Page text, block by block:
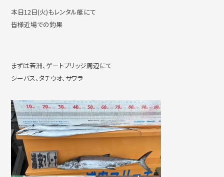
本日12日(火)もレンタル艇にて
皆様近場での釣果
まずは若洲、ゲートブリッジ周辺にて
シーバス、タチウオ、サワラ